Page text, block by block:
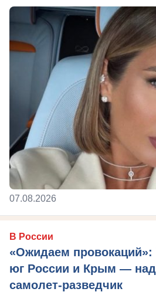
07.08.2026
В России
«Ожидаем провокаций»:
юг России и Крым —
самолет-разведчик